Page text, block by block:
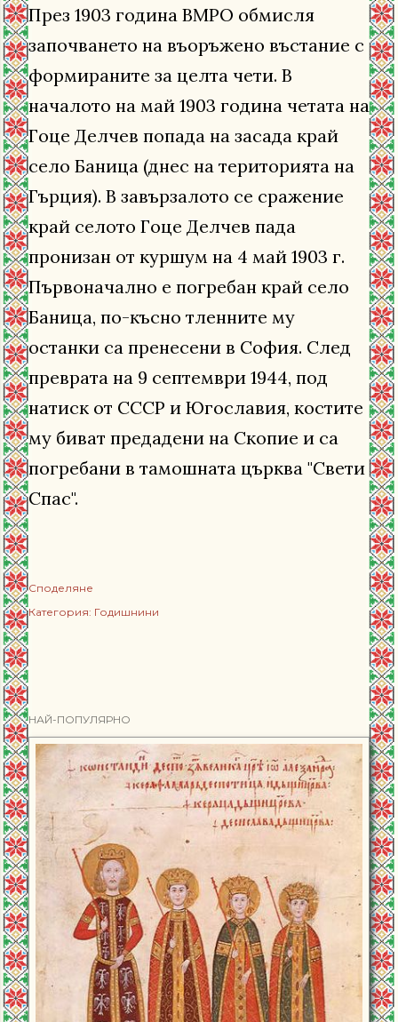
През 1903 година ВМРО обмисля
започването на въоръжено въстание с
формираните за целта чети. В
началото на май 1903 година четата на
Гоце Делчев попада на засада край
село Баница (днес на територията на
Гърция). В завързалото се сражение
край селото Гоце Делчев пада
пронизан от куршум на 4 май 1903 г.
Първоначално е погребан край село
Баница, по-късно тленните му
останки са пренесени в София. След
преврата на 9 септември 1944, под
натиск от СССР и Югославия, костите
му биват предадени на Скопие и са
погребани в тамошната църква "Свети
Спас".
Споделяне
Категория: Годишнини
НАЙ-ПОПУЛЯРНО